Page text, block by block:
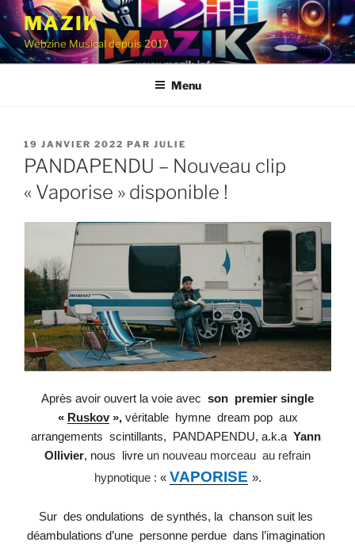
Aller
contenu
principal
MAZIK
Webzine Musical depuis 2017
Menu
PUBLIÉ
LE
19 JANVIER 2022 PAR JULIE
PANDAPENDU – Nouveau clip
« Vaporise » disponible !
Après avoir ouvert la voie avec son premier single
« Ruskov»,véritable hymne dream pop aux
arrangements scintillants, PANDAPENDU, a.k.a Yann
Ollivier, nous livre un nouveau morceau au refrain
hypnotique : « VAPORISE ».
Sur des ondulations de synthés, la chanson suit les
déambulations d’une personne perdue dans l’imagination